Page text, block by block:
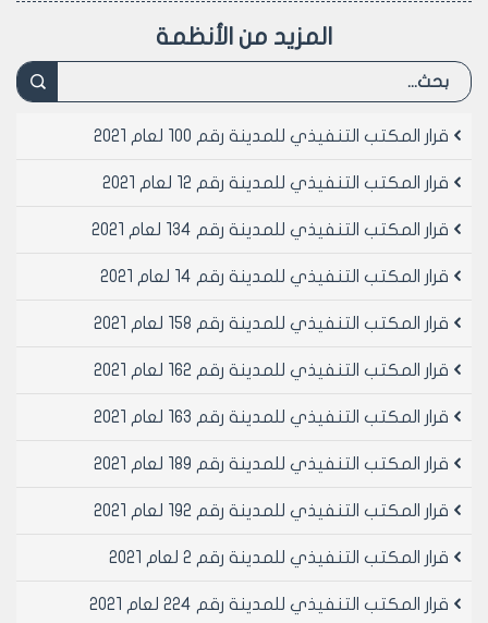
المزيد من الأنظمة
قرار المكتب التنفيذي للمدينة رقم 100 لعام 2021
قرار المكتب التنفيذي للمدينة رقم 12 لعام 2021
قرار المكتب التنفيذي للمدينة رقم 134 لعام 2021
قرار المكتب التنفيذي للمدينة رقم 14 لعام 2021
قرار المكتب التنفيذي للمدينة رقم 158 لعام 2021
قرار المكتب التنفيذي للمدينة رقم 162 لعام 2021
قرار المكتب التنفيذي للمدينة رقم 163 لعام 2021
قرار المكتب التنفيذي للمدينة رقم 189 لعام 2021
قرار المكتب التنفيذي للمدينة رقم 192 لعام 2021
قرار المكتب التنفيذي للمدينة رقم 2 لعام 2021
قرار المكتب التنفيذي للمدينة رقم 224 لعام 2021